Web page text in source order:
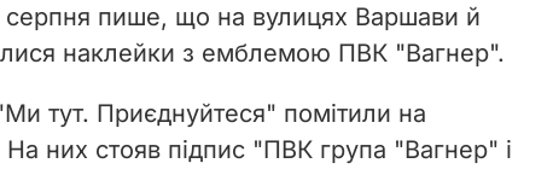
серпня пише, що на вулицях Варшави й
наклейки з емблемою ПВК "Вагнер".
тут. Приєднуйтеся" помітили на
На них стояв підпис "ПВК група "Вагнер" і